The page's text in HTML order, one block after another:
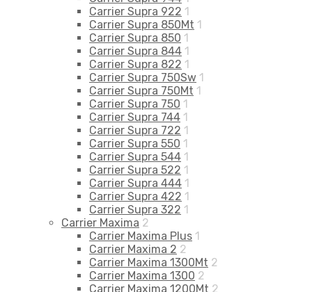
Carrier Supra 922 1
Carrier Supra 850Mt 1
Carrier Supra 850 1
Carrier Supra 844 1
Carrier Supra 822 1
Carrier Supra 750Sw 1
Carrier Supra 750Mt 1
Carrier Supra 750 1
Carrier Supra 744 1
Carrier Supra 722 1
Carrier Supra 550 1
Carrier Supra 544 1
Carrier Supra 522 1
Carrier Supra 444 1
Carrier Supra 422 1
Carrier Supra 322 1
Carrier Maxima 2
Carrier Maxima Plus 1
Carrier Maxima 2 2
Carrier Maxima 1300Mt 2
Carrier Maxima 1300 2
Carrier Maxima 1200Mt 2